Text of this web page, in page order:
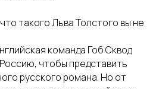
такого Льва Толстого вы не
команда Гоб Сквод
чтобы представить
русского романа. Но от